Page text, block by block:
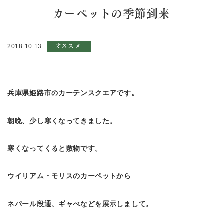
カーペットの季節到来
2018.10.13 オススメ
兵庫県姫路市のカーテンスクエアです。
朝晩、少し寒くなってきました。
寒くなってくると敷物です。
ウイリアム・モリスのカーペットから
ネパール段通、ギャべなどを展示しまして。